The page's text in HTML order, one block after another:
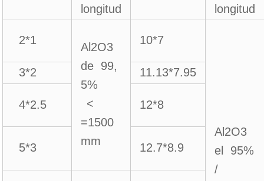
longitud
longitud
2*1
Al2O3
de 99,
5%
<
=1500
mm
10*7
Al2O3
el 95%
/
3*2 11.13*7.95
4*2.5 12*8
5*3 12.7*8.9